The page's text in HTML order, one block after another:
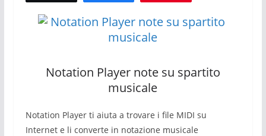
Notation Player note su spartito
musicale
Notation Player ti aiuta a trovare i file MIDI su
Internet e li converte in notazione musicale